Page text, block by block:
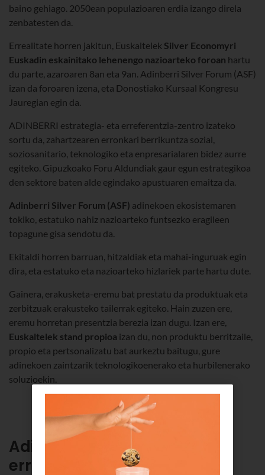
baino gehiago. 2050ean populazioaren erdia izango direla
zenbatesten da.
Errealitate horren jakitun, Euskaltelek Silver Economyri
Euskadin eskainitako lehenengo nazioarteko foroan hartu
du parte, azaroaren 8an eta 9an. Adinberri Silver Forum (ASF)
izan da foroaren izena, eta Donostiako Kursaal Kongresu
Jauregian egin da.
ADINBERRI estrategia- eta erreferentzia-zentro izateko
sortu da, zahartzearen erronkari berrikuntza sozial,
soziosanitario, teknologiko eta enpresarialaren bidez aurre
egiteko. Gipuzkoako Foru Aldundiak gaur egun estrategikoa
den sektore baten alde egindako apustuaren emaitza da.
Adinberri Silver Forum (ASF) adinekoen ekosistemaren
tokiko, estatuko nahiz nazioarteko funtsezko eragileen
topagune gisa sendotu da.
Ekitaldi horren barruan, hitzaldiak eta mahai-inguruak egin
dira, eta estatuko eta nazioarteko hizlariek parte hartu dute.
Gainera, erakusketa-eremu bat prestatu da produktuak eta
zerbitzuak erakusteko tailerrak egiteko. Hain zuzen ere,
eremu horretan presentzia berezia izan dugu. Izan ere,
Euskaltelek stand propioa izan du, non produktu berritzaile,
propio eta pertsonalizatu bat aurkeztu baitugu, gure
adinekoen zaintzarik teknologikoenerako eta hurbilenerako
soluzioekin.
Adinekoen arrakala digitala:
erronka eta aukera